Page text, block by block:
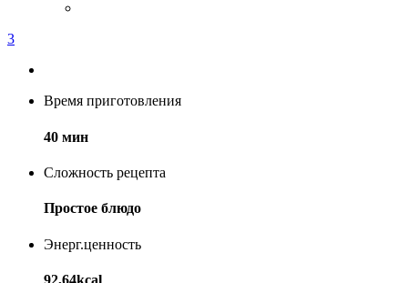
3
Время приготовления
40 мин
Сложность рецепта
Простое блюдо
Энерг.ценность
92,64kcal